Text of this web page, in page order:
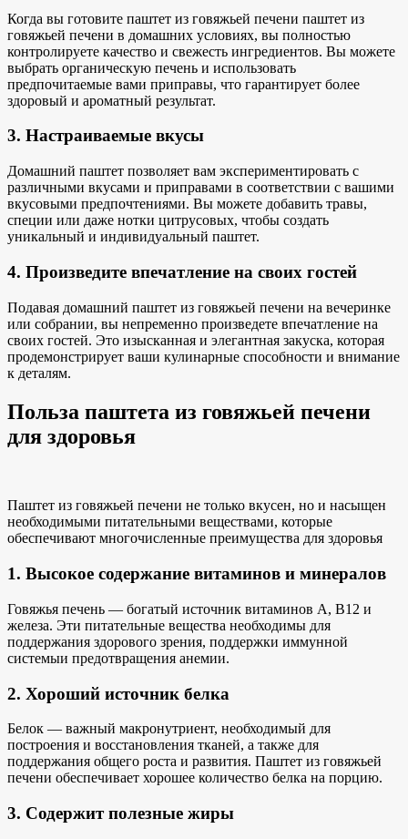
Когда вы готовите паштет из говяжьей печени паштет из
говяжьей печени в домашних условиях, вы полностью
контролируете качество и свежесть ингредиентов. Вы можете
выбрать органическую печень и использовать
предпочитаемые вами приправы, что гарантирует более
здоровый и ароматный результат.
3. Настраиваемые вкусы
Домашний паштет позволяет вам экспериментировать с
различными вкусами и приправами в соответствии с вашими
вкусовыми предпочтениями. Вы можете добавить травы,
специи или даже нотки цитрусовых, чтобы создать
уникальный и индивидуальный паштет.
4. Произведите впечатление на своих гостей
Подавая домашний паштет из говяжьей печени на вечеринке
или собрании, вы непременно произведете впечатление на
своих гостей. Это изысканная и элегантная закуска, которая
продемонстрирует ваши кулинарные способности и внимание
к деталям.
Польза паштета из говяжьей печени
для здоровья
Паштет из говяжьей печени не только вкусен, но и насыщен
необходимыми питательными веществами, которые
обеспечивают многочисленные преимущества для здоровья
1. Высокое содержание витаминов и минералов
Говяжья печень — богатый источник витаминов A, B12 и
железа. Эти питательные вещества необходимы для
поддержания здорового зрения, поддержки иммунной
системыи предотвращения анемии.
2. Хороший источник белка
Белок — важный макронутриент, необходимый для
построения и восстановления тканей, а также для
поддержания общего роста и развития. Паштет из говяжьей
печени обеспечивает хорошее количество белка на порцию.
3. Содержит полезные жиры